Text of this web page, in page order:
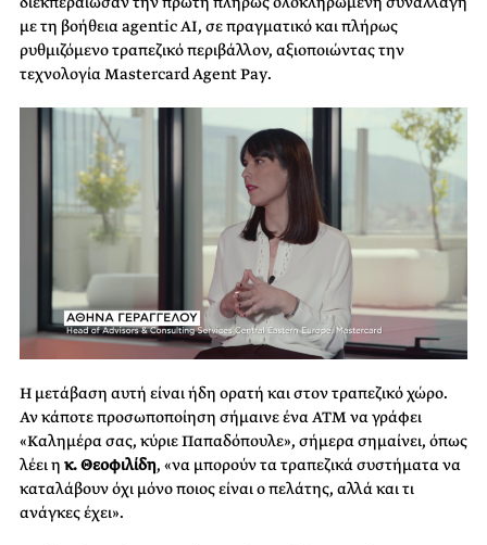
με τη βοήθεια agentic AI, σε πραγματικό και πλήρως
ρυθμιζόμενο τραπεζικό περιβάλλον, αξιοποιώντας την
τεχνολογία Mastercard Agent Pay.
Η μετάβαση αυτή είναι ήδη ορατή και στον τραπεζικό χώρο.
Αν κάποτε προσωποποίηση σήμαινε ένα ATM να γράφει
«Καλημέρα σας, κύριε Παπαδόπουλε», σήμερα σημαίνει, όπως
λέει η κ. Θεοφιλίδη, «να μπορούν τα τραπεζικά συστήματα να
καταλάβουν όχι μόνο ποιος είναι ο πελάτης, αλλά και τι
ανάγκες έχει».